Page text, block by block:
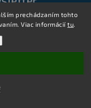
prechádzaním tohto
Viac informáciítu.
s
údajov